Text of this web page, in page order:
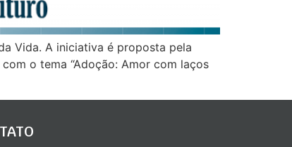
Vida. A iniciativa é proposta pela
o tema “Adoção: Amor com laços